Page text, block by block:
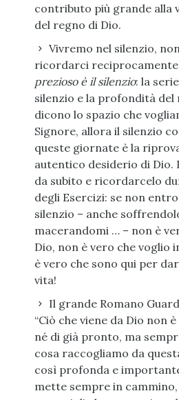
contributo più grande alla
del regno di Dio.
Vivremo nel silenzio,
ricordarci reciprocamente
prezioso è il silenzio: la
silenzio e la profondità del
dicono lo spazio che
Signore, allora il silenzio
queste giornate è la
autentico desiderio di Dio.
da subito e ricordarcelo
degli Esercizi: se non
silenzio – anche
macerandomi … – non è
Dio, non è vero che voglio
è vero che sono qui per
vita!
Il grande Romano
“Ciò che viene da Dio non
né di già pronto, ma
cosa raccogliamo da
così profonda e
mette sempre in cammino,